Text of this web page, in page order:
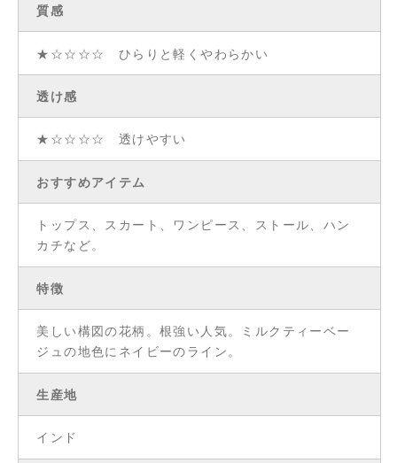
質感
★☆☆☆☆ ひらりと軽くやわらかい
透け感
★☆☆☆☆ 透けやすい
おすすめアイテム
トップス、スカート、ワンピース、ストール、ハン
カチなど。
特徴
美しい構図の花柄。根強い人気。ミルクティーベー
ジュの地色にネイビーのライン。
生産地
インド